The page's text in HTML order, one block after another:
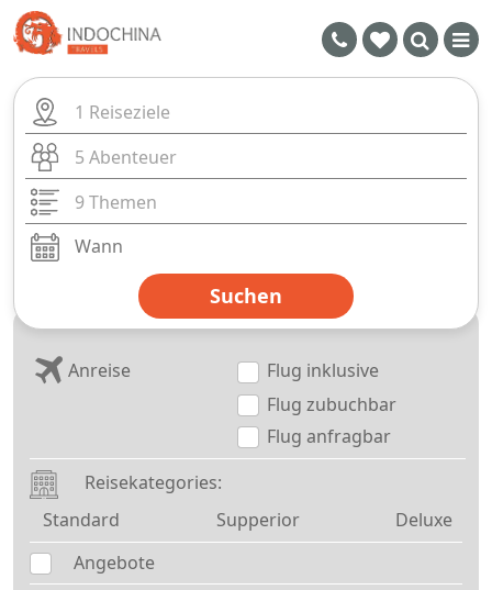
1 Reiseziele
5 Abenteuer
9 Themen
Suchen
Anreise
Flug inklusive
Flug zubuchbar
Flug anfragbar
Reisekategories:
Standard
Supperior
Deluxe
Angebote